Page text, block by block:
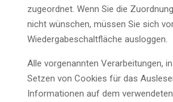
zugeordnet. Wenn Sie die
nicht wünschen, müssen Sie sich
Wiedergabeschaltfläche ausloggen.
Alle vorgenannten Verarbeitungen,
Setzen von Cookies für das
Informationen auf dem